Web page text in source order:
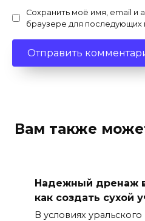
Сохранить моё имя, email и
браузере для последующих
Вам также
Надежный дренаж
как создать сухой
В условиях